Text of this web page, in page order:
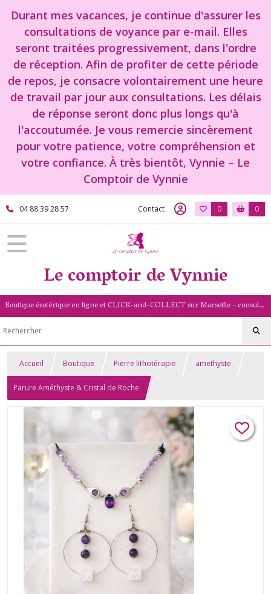
Durant mes vacances, je continue d'assurer les
consultations de voyance par e-mail. Elles
seront traitées progressivement, dans l'ordre
de réception. Afin de profiter de cette période
de repos, je consacre volontairement une heure
de travail par jour aux consultations. Les délais
de réponse seront donc plus longs qu'à
l'accoutumée. Je vous remercie sincèrement
pour votre patience, votre compréhension et
votre confiance. À très bientôt, Vynnie – Le
Comptoir de Vynnie
04 88 39 28 57 Contact 0 0
Le comptoir de Vynnie
Boutique ésotérique en ligne et CLICK-and-COLLECT sur Marseille - consultation de voyance par mail - livret numérologique (13/PACA)
Accueil Boutique Pierre lithotérapie amethyste
Parure Améthyste & Cristal de Roche